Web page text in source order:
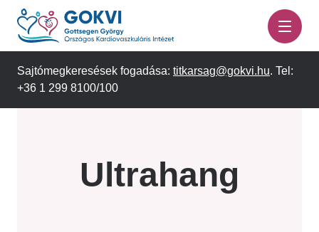
Ugrás
tartalomra
Sajtómegkeresések fogadása: titkarsag@gokvi.hu. Tel:
+36 1 299 8100/100
Ultrahang